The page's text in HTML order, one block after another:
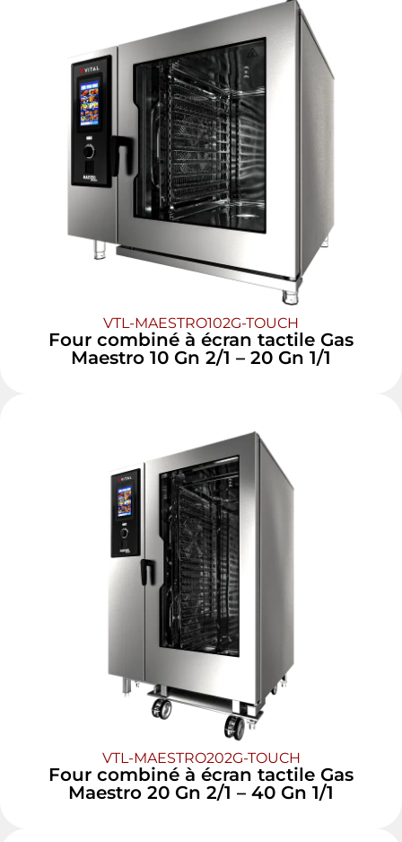
VTL-MAESTRO102G-TOUCH
Four combiné à écran tactile Gas
Maestro 10 Gn 2/1 – 20 Gn 1/1
VTL-MAESTRO202G-TOUCH
Four combiné à écran tactile Gas
Maestro 20 Gn 2/1 – 40 Gn 1/1